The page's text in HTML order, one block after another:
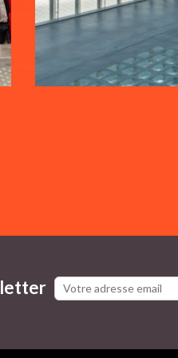
Votre adresse email*
Personnalisez vos